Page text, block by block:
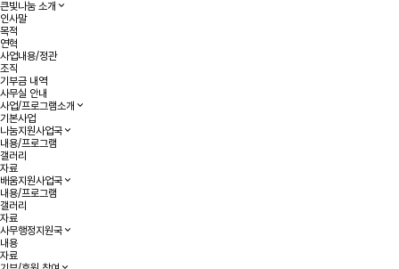
큰빛나눔 소개
인사말
목적
연혁
사업내용/정관
조직
기부금 내역
사무실 안내
사업/프로그램소개
기본사업
나눔지원사업국
내용/프로그램
갤러리
자료
배움지원사업국
내용/프로그램
갤러리
자료
사무행정지원국
내용
자료